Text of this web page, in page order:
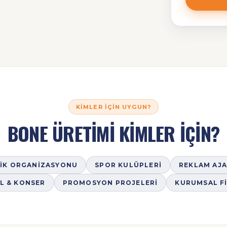
KIMLER İÇIN UYGUN?
BONE ÜRETİMİ KİMLER İÇİN?
ORGANIZASYONU SPOR KULÜPLERI REKLAM
& KONSER PROMOSYON PROJELERI KURUMSAL